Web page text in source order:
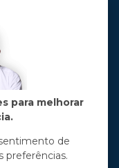
filosofia
política
Notícias
para melhorar
de
preferências.